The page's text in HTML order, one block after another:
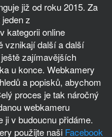
již od roku 2015. Za
z
kategorii online
vznikají další a další
zajímavějších
u konce. Webkamery
a popisků, abychom
proces je tak náročný
webkameru
ji v budoucnu přidáme.
použijte naši Facebook